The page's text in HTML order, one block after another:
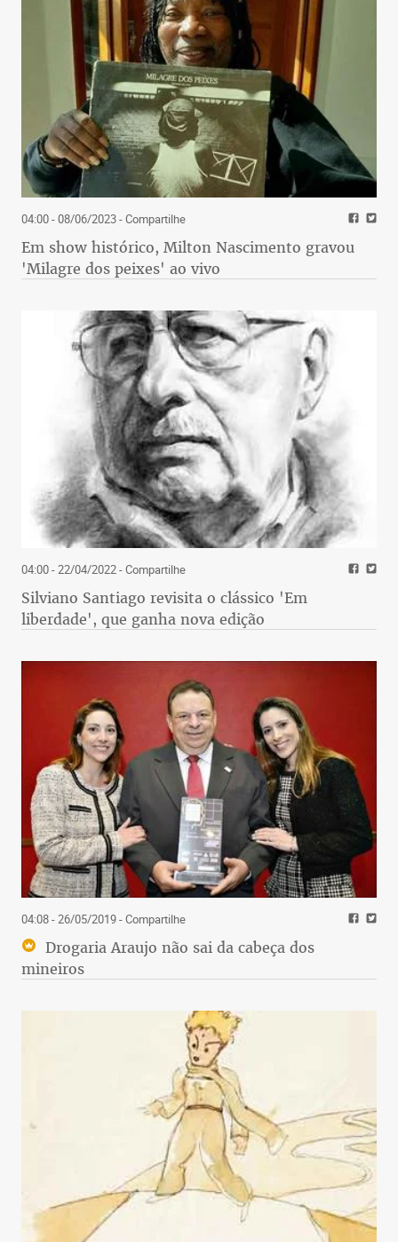
04:00 - 08/06/2023- Compartilhe
Em show histórico, Milton Nascimento gravou
'Milagre dos peixes' ao vivo
04:00 - 22/04/2022- Compartilhe
Silviano Santiago revisita o clássico 'Em
liberdade', que ganha nova edição
04:08 - 26/05/2019- Compartilhe
Drogaria Araujo não sai da cabeça dos
mineiros